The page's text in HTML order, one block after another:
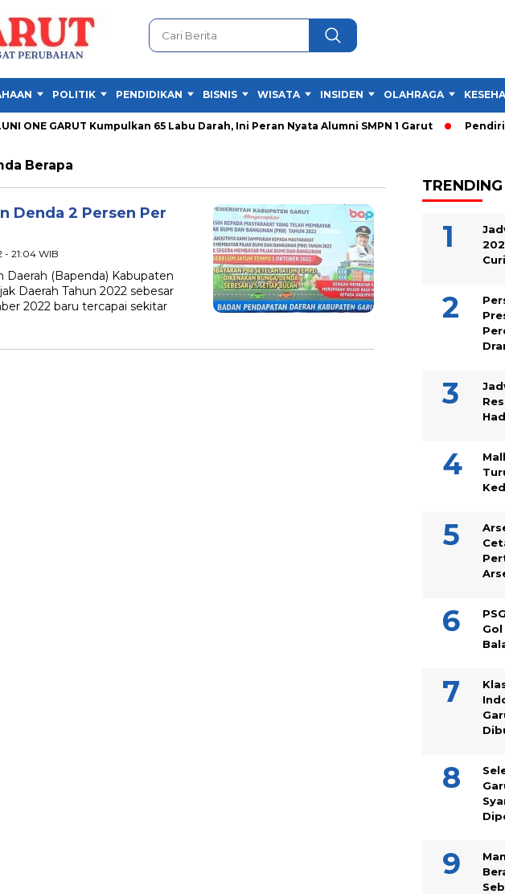
POLITIK PENDIDIKAN BISNIS WISATA INSIDEN OLAHRAGA
ONE GARUT Kumpulkan 65 Labu Darah, Ini Peran Nyata Alumni SMPN 1 Garut Pendirian
Berapa
Denda 2 Persen Per
- 21:04 WIB
Daerah (Bapenda) Kabupaten
Daerah Tahun 2022 sebesar
2022 baru tercapai sekitar
TRENDING